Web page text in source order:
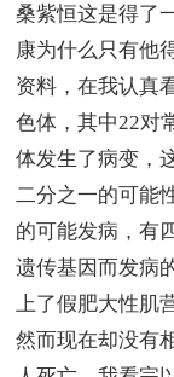
桑紫恒这是得了
康为什么只有他
资料，在我认真
色体，其中22对
体发生了病变，
二分之一的可能
的可能发病，有
遗传基因而发病
上了假肥大性肌
然而现在却没有